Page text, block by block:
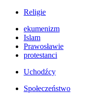
Religie
ekumenizm
Islam
Prawosławie
protestanci
Uchodźcy
Społeczeństwo